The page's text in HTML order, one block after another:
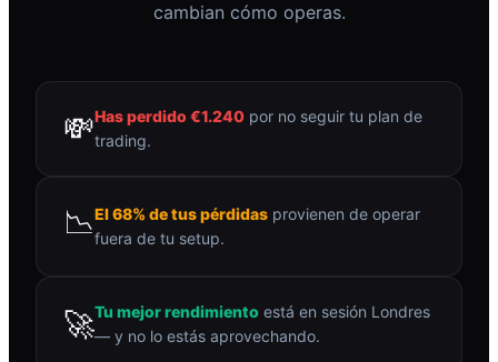
cambian cómo operas.
💸Has perdido €1.240 por no seguir tu plan de
trading.
📉El 68% de tus pérdidas provienen de operar
fuera de tu setup.
🚀Tu mejor rendimiento está en sesión Londres
— y no lo estás aprovechando.